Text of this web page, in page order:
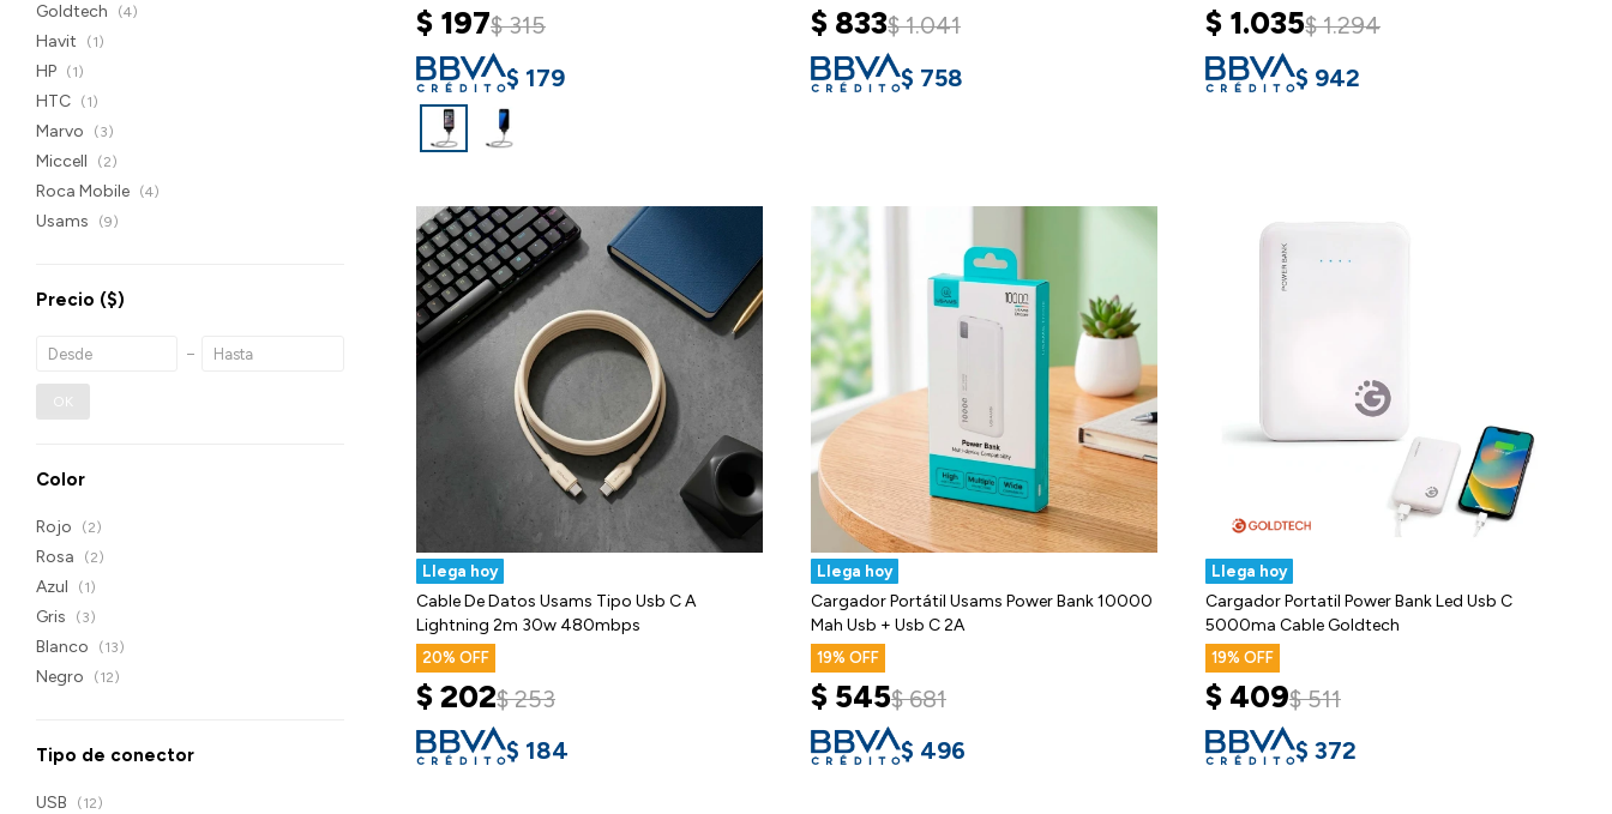
$ 197$ 315
$ 179
$ 833$ 1.041
$ 758
$ 1.035$ 1.294
$ 942
Llega hoy
Cable De Datos Usams Tipo Usb C A
Lightning 2m 30w 480mbps
20
$202$ 253
$ 184
Llega hoy
Cargador Portátil Usams Power Bank 10000
Mah Usb + Usb C 2A
19
$ 545$ 681
$ 496
Llega hoy
Cargador Portatil Power Bank Led Usb C
5000ma Cable Goldtech
19
$ 409$ 511
$ 372
Goldtech (4)
Havit (1)
HP (1)
HTC (1)
Marvo (3)
Miccell (2)
Roca Mobile (4)
Usams (9)
Precio ($)
OK
Color
Rojo (2)
Rosa (2)
Azul (1)
Gris (3)
Blanco (13)
Negro (12)
Tipo de conector
USB (12)